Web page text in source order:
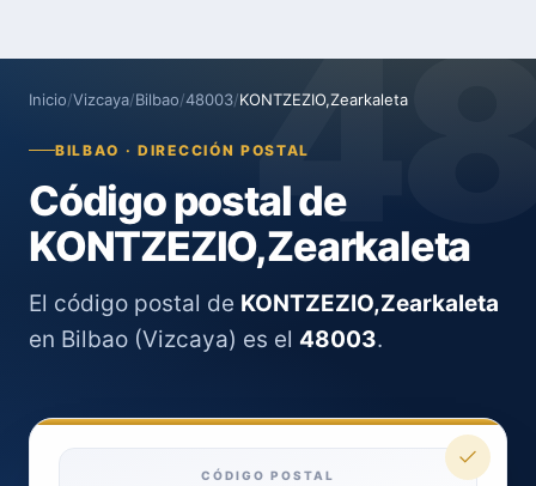
Inicio/Vizcaya/Bilbao/48003/KONTZEZIO,Zearkaleta
BILBAO · DIRECCIÓN POSTAL
Código postal de
KONTZEZIO,Zearkaleta
El código postal de KONTZEZIO,Zearkaleta
en Bilbao (Vizcaya) es el 48003.
CÓDIGO POSTAL